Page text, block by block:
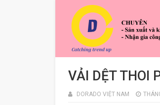
VẢI DỆT THOI
DORADO VIỆT NAM